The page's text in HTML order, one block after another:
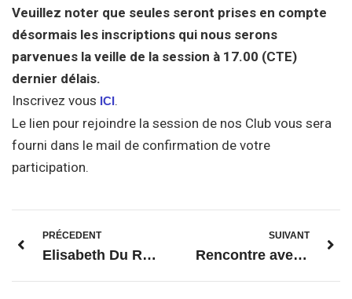
Veuillez noter que seules seront prises en compte
désormais les inscriptions qui nous serons
parvenues la veille de la session à 17.00 (CTE)
dernier délais.
Inscrivez vous ICI.
Le lien pour rejoindre la session de nos Club vous sera
fourni dans le mail de confirmation de votre
participation.
PRÉCEDENT
Elisabeth Du Réau – hommage
SUIVANT
Rencontre avec notre partenaire de la ville d’Ulm (janvier 2021)